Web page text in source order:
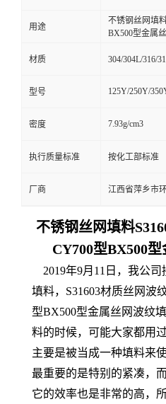
用途
不锈钢丝网填
BX500型金属
材质 304/304L/316/
型号 125Y/250Y/
密度 7.93g/cm3
执行质量标准 按化工部标准
厂商 江西省萍乡市
不锈钢丝网填料
CY700型BX500
2019年9月11日，我公
填料，S31603材质丝网波
型BX500型金属丝网波纹
料的时候，可能大家都用
主要是被当成一种填料来
最重要的是特别的紧凑，
它的效率也是非常的高，